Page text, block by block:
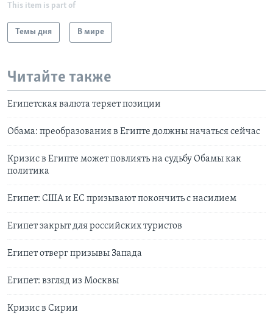
This item is part of
Темы дня В мире
Читайте также
Египетская валюта теряет позиции
Обама: преобразования в Египте должны начаться сейчас
Кризис в Египте может повлиять на судьбу Обамы как
политика
Египет: США и ЕС призывают покончить с насилием
Египет закрыт для российских туристов
Египет отверг призывы Запада
Египет: взгляд из Москвы
Кризис в Сирии